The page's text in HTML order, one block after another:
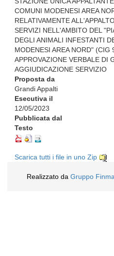
COMUNI MODENESI AREA
RELATIVAMENTE
SERVIZI NELL'AMBITO DEL
DEGLI ANIMALI INFESTANTI
MODENESI AREA NORD" (CIG
APPROVAZIONE VERBALE DI
AGGIUDICAZIONE SERVIZIO
Proposta da
Grandi Appalti
Esecutiva il
12/05/2023
Pubblicata dal
Testo
Scarica tutti i file in uno Zip
Realizzato da Gruppo